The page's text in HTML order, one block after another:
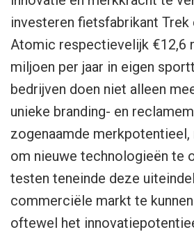
investeren fietsfabrikant Trek
Atomic respectievelijk €12,6
miljoen per jaar in eigen
bedrijven doen niet alleen
unieke branding- en
zogenaamde
om nieuwe technologieën te
testen teneinde deze
commerciële markt te
oftewel het